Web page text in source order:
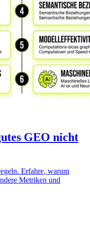
GEO nicht
Erfahre, warum
Metriken und